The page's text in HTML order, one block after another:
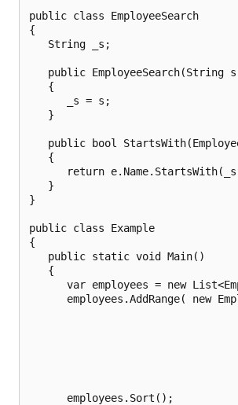
public class EmployeeSearch
{
   String _s;
public EmployeeSearch(String
   {
      _s = s;
   }
public bool
   {
return
   }
}
public class Example
{
   public static void Main()
   {
var employees = new
employees.AddRange( new
      employees.Sort();